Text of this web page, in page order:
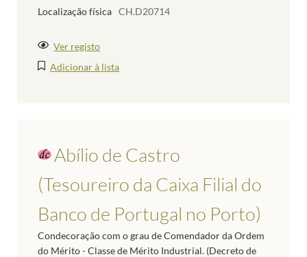
Localização física CH.D20714
Ver registo
Adicionar à lista
Abílio de Castro
(Tesoureiro da Caixa Filial do
Banco de Portugal no Porto)
Condecoração com o grau de Comendador da Ordem
do Mérito - Classe de Mérito Industrial. (Decreto de